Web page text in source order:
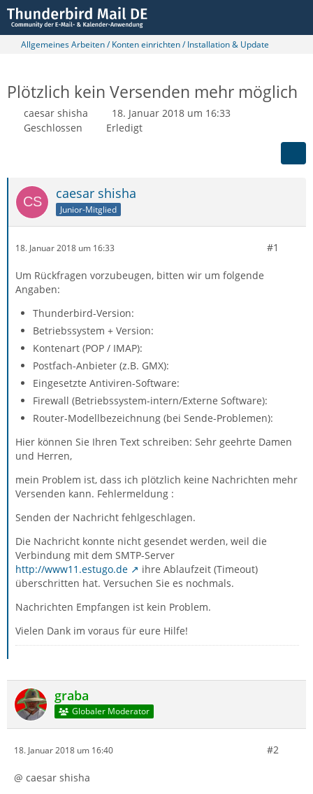
Allgemeines Arbeiten / Konten einrichten / Installation & Update
Plötzlich kein Versenden mehr möglich
caesar shisha
18. Januar 2018 um 16:33
Geschlossen
Erledigt
caesar shisha
Junior-Mitglied
18. Januar 2018 um 16:33 #1
Um Rückfragen vorzubeugen, bitten wir um folgende
Angaben:
Thunderbird-Version:
Betriebssystem + Version:
Kontenart (POP / IMAP):
Postfach-Anbieter (z.B. GMX):
Eingesetzte Antiviren-Software:
Firewall (Betriebssystem-intern/Externe Software):
Router-Modellbezeichnung (bei Sende-Problemen):
Hier können Sie Ihren Text schreiben: Sehr geehrte Damen
und Herren,
mein Problem ist, dass ich plötzlich keine Nachrichten mehr
Versenden kann. Fehlermeldung :
Senden der Nachricht fehlgeschlagen.
Die Nachricht konnte nicht gesendet werden, weil die
Verbindung mit dem SMTP-Server
http://www11.estugo.de
ihre Ablaufzeit (Timeout)
überschritten hat. Versuchen Sie es nochmals.
Nachrichten Empfangen ist kein Problem.
Vielen Dank im voraus für eure Hilfe!
graba
Globaler Moderator
18. Januar 2018 um 16:40 #2
@ caesar shisha